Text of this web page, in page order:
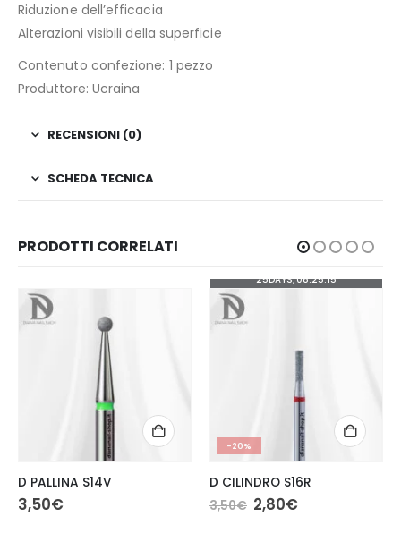
Riduzione dell’efficacia
Alterazioni visibili della superficie
Contenuto confezione: 1 pezzo
Produttore: Ucraina
RECENSIONI (0)
SCHEDA TECNICA
PRODOTTI CORRELATI
D PALLINA S14V
3,50€
-20%
25DAYS 08:25:14
D CILINDRO S16R
3,50€ 2,80€